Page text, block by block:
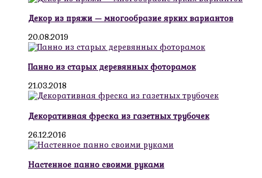
Декор из пряжи — многообразие ярких вариантов
20.08.2019
Панно из старых деревянных фоторамок
21.03.2018
Декоративная фреска из газетных трубочек
26.12.2016
Настенное панно своими руками